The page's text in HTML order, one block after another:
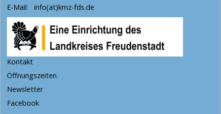
E-Mail:
info(at)kmz-fds.de
Kontakt
Öffnungszeiten
Newsletter
Facebook